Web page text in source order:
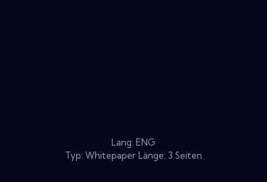
Lang: ENG
Typ: Whitepaper Länge: 3 Seiten